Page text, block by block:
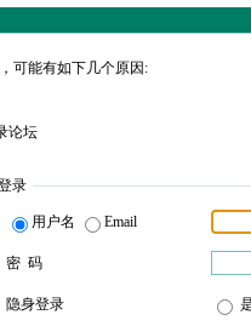
可能有如下几个原因:
论坛
录
用户名 Email
密 码
隐身登录